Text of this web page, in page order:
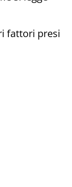
fattori presi